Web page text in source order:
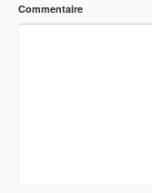
Commentaire